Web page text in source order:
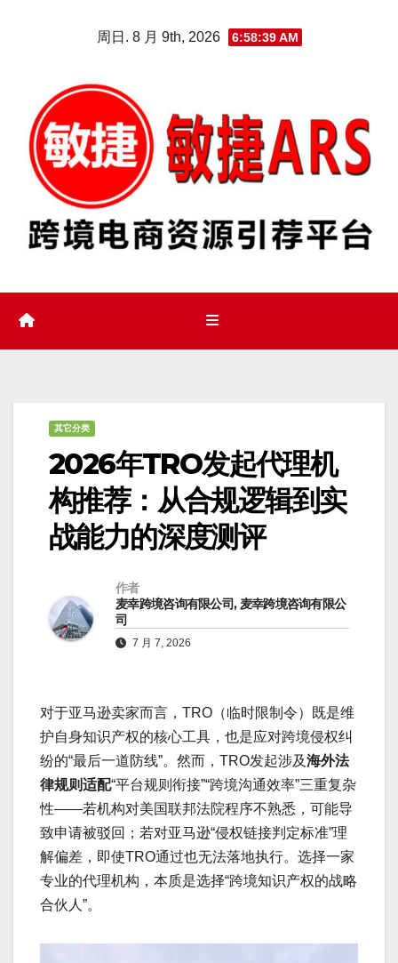
周日. 8 月 9th, 2026 6:58:40 AM
其它分类
2026年TRO发起代理机
构推荐：从合规逻辑到实
战能力的深度测评
作者
麦幸跨境咨询有限公司, 麦幸跨境咨询有限公
司
7 月 7, 2026
对于亚马逊卖家而言，TRO（临时限制令）既是维
护自身知识产权的核心工具，也是应对跨境侵权纠
纷的“最后一道防线”。然而，TRO发起涉及海外法
律规则适配“平台规则衔接”“跨境沟通效率”三重复杂
性——若机构对美国联邦法院程序不熟悉，可能导
致申请被驳回；若对亚马逊“侵权链接判定标准”理
解偏差，即使TRO通过也无法落地执行。选择一家
专业的代理机构，本质是选择“跨境知识产权的战略
合伙人”。